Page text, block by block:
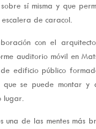
sí misma y que
de caracol.
con el
auditorio móvil en
de edificio público
que se puede montar y
lugar.
una de las mentes más